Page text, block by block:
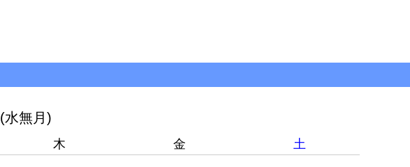
(水無月)
木 金 土